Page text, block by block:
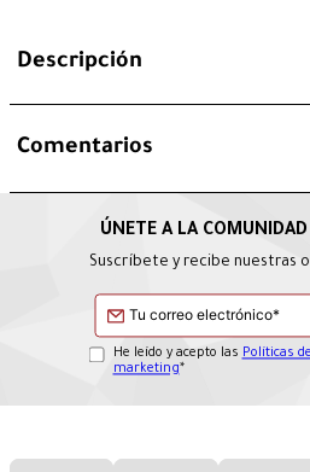
Descripción
Comentarios
Suscríbete y recibe nuestras
He leído y acepto las Políticas
marketing*